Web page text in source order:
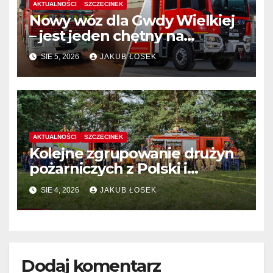
AKTUALNOŚCI SZCZECINEK
Nowy wóz dla Gwdy Wielkiej
– jest jeden chętny na
dostawę
SIE 5, 2026 JAKUB ŁOSEK
AKTUALNOŚCI SZCZECINEK
Kolejne zgrupowanie drużyn
pożarniczych z Polski i
Niemiec w regionie
SIE 4, 2026 JAKUB ŁOSEK
Dodaj komentarz